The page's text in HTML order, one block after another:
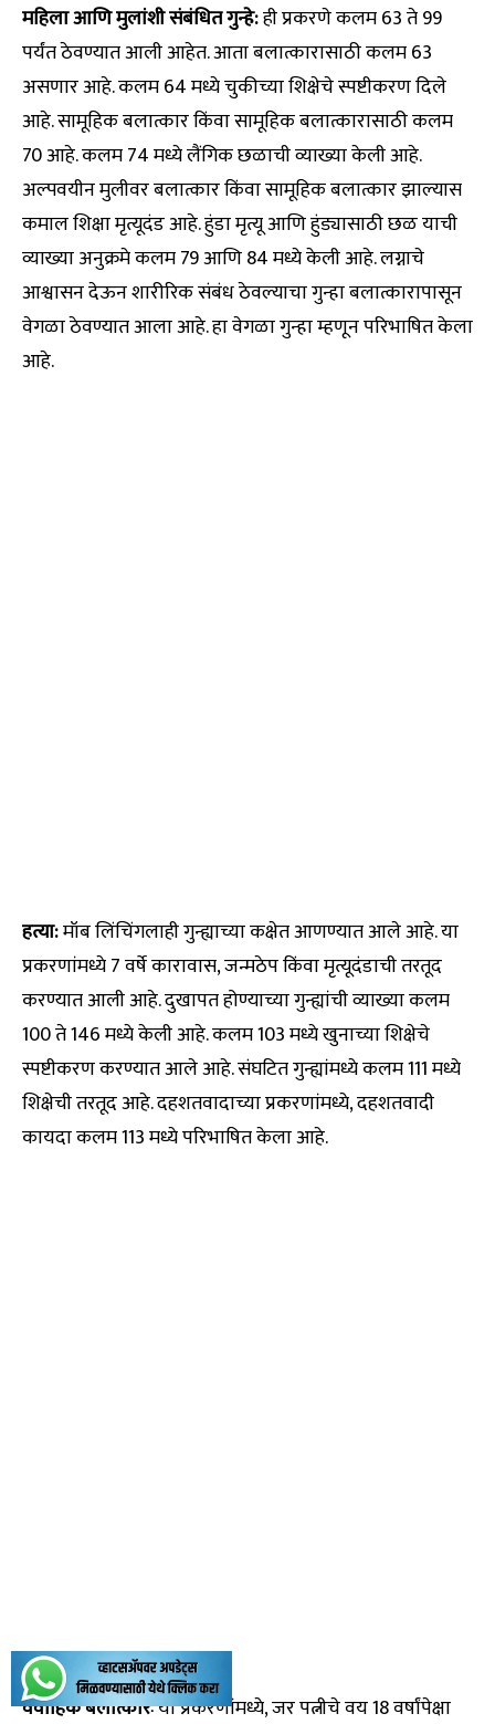
महिला आणि मुलांशी संबंधित गुन्हे:ही प्रकरणे कलम 63 ते 99
पर्यंत ठेवण्यात आली आहेत. आता बलात्कारासाठी कलम 63
असणार आहे. कलम 64 मध्ये चुकीच्या शिक्षेचे स्पष्टीकरण दिले
आहे. सामूहिक बलात्कार किंवा सामूहिक बलात्कारासाठी कलम
70 आहे. कलम 74 मध्ये लैंगिक छळाची व्याख्या केली आहे.
अल्पवयीन मुलीवर बलात्कार किंवा सामूहिक बलात्कार झाल्यास
कमाल शिक्षा मृत्यूदंड आहे. हुंडा मृत्यू आणि हुंड्यासाठी छळ याची
व्याख्या अनुक्रमे कलम 79 आणि 84 मध्ये केली आहे. लग्नाचे
आश्वासन देऊन शारीरिक संबंध ठेवल्याचा गुन्हा बलात्कारापासून
वेगळा ठेवण्यात आला आहे. हा वेगळा गुन्हा म्हणून परिभाषित केला
आहे.
हत्या:मॉब लिंचिंगलाही गुन्ह्याच्या कक्षेत आणण्यात आले आहे. या
प्रकरणांमध्ये 7 वर्षे कारावास, जन्मठेप किंवा मृत्यूदंडाची तरतूद
करण्यात आली आहे. दुखापत होण्याच्या गुन्ह्यांची व्याख्या कलम
100 ते 146 मध्ये केली आहे. कलम 103 मध्ये खुनाच्या शिक्षेचे
स्पष्टीकरण करण्यात आले आहे. संघटित गुन्ह्यांमध्ये कलम 111 मध्ये
शिक्षेची तरतूद आहे. दहशतवादाच्या प्रकरणांमध्ये, दहशतवादी
कायदा कलम 113 मध्ये परिभाषित केला आहे.
वैवाहिक बलात्कारःया प्रकरणांमध्ये, जर पत्नीचे वय 18 वर्षांपेक्षा